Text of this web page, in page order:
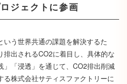
ジェクトに参画
う世界共通の課題を解決するた
排出されるCO2に着目し、具体的な
」「浸透」を通じて、CO2排出削減
る株式会社サティスファクトリーに